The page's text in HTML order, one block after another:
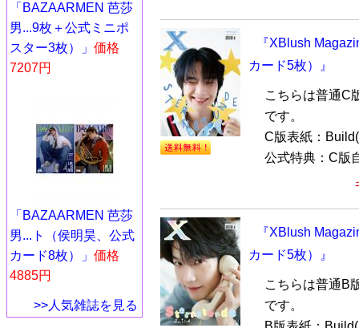
「BAZAARMEN 芭莎
男...9枚＋公式ミニポ
スター3枚）」 価格
7207円
「BAZAARMEN 芭莎
男...ト（侯明昊、公式
カード8枚）」 価格
4885円
>>人気雑誌を見る
『XBlush
カード5枚）』
こちらは普通C
です。
C版表紙：
公式特典：C版
『XBlush
カード5枚）』
こちらは普通B
です。